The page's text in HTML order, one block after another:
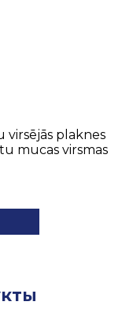
virsējās plaknes
mucas virsmas